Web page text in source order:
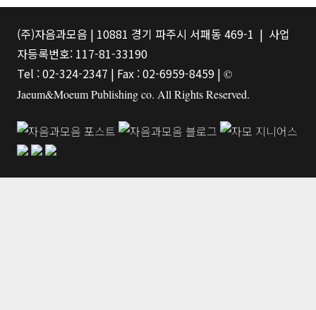
(주)자음과모음 | 10881 경기 파주시 서패동 469-1 | 사업
자등록번호: 117-81-33190
Tel : 02-324-2347 | Fax : 02-6959-8459 | ©
Jaeum&Moeum Publishing co. All Rights Reserved.